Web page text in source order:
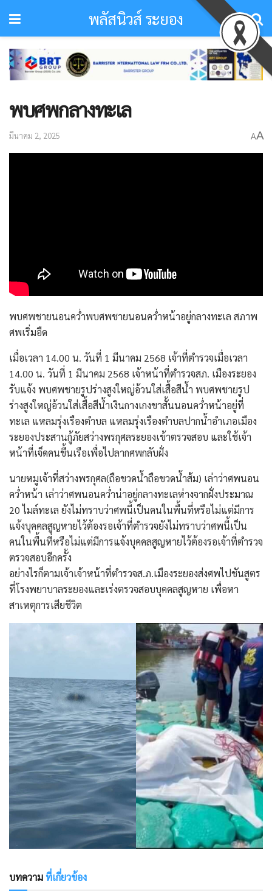
พลัสนิวส์ ระยอง
พบศพกลางทะเล
มีนาคม 2, 2025 AA
พบศพชายนอนคว่ำพบศพชายนอนคว่ำหน้าอยู่กลางทะเล สภาพ
ศพเริ่มอืด
เมื่อเวลา 14.00 น. วันที่ 1 มีนาคม 2568 เจ้าที่ตำรวจเมื่อเวลา
14.00 น. วันที่ 1 มีนาคม 2568 เจ้าหน้าที่ตำรวจสภ. เมืองระยอง
รับแจ้ง พบศพชายรูปร่างสูงใหญ่อ้วนใส่เสื้อสีน้ำ พบศพชายรูป
ร่างสูงใหญ่อ้วนใส่เสื้อสีน้ำเงินกางเกงขาสั้นนอนคว่ำหน้าอยู่ที่
ทะเล แหลมรุ่งเรืองตำบล แหลมรุ่งเรืองตำบลปากน้ำอำเภอเมือง
ระยองประสานกู้ภัยสว่างพรกุศลระยองเข้าตรวจสอบ และใช้เจ้า
หน้าที่เจ็ดคนขึ้นเรือเพื่อไปลากศพกลับฝั่ง
นายหมูเจ้าที่สว่างพรกุศล(ถือขวดน้ำถือขวดน้ำส้ม) เล่าว่าศพนอน
คว่ำหน้า เล่าว่าศพนอนคว่ำน่าอยู่กลางทะเลห่างจากฝั่งประมาณ
20 ไมล์ทะเล ยังไม่ทราบว่าศพนี้เป็นคนในพื้นที่หรือไม่แต่มีการ
แจ้งบุคคลสูญหายไว้ต้องรอเจ้าที่ตำรวจยังไม่ทราบว่าศพนี้เป็น
คนในพื้นที่หรือไม่แต่มีการแจ้งบุคคลสูญหายไว้ต้องรอเจ้าที่ตำรวจ
ตรวจสอบอีกครั้ง
อย่างไรก็ตามเจ้าเจ้าหน้าที่ตำรวจส.ภ.เมืองระยองส่งศพไปชันสูตร
ที่โรงพยาบาลระยองและเร่งตรวจสอบบุคคลสูญหาย เพื่อหา
สาเหตุการเสียชีวิต
บทความที่เกี่ยวข้อง